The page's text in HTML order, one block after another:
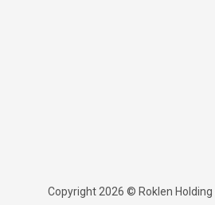
Copyright 2026 © Roklen